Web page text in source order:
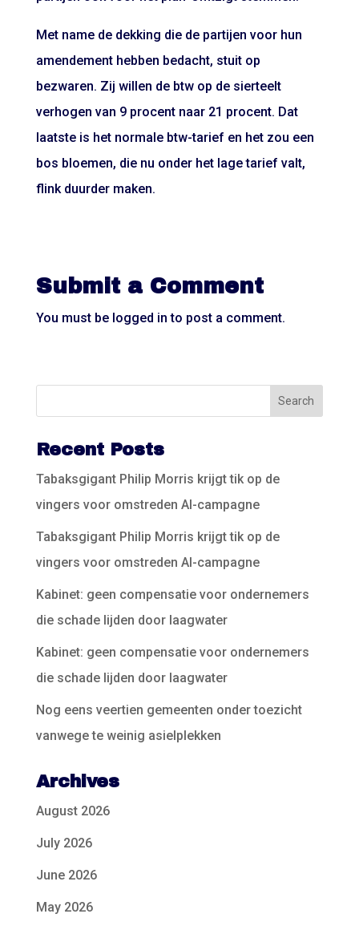
Met name de dekking die de partijen voor hun
amendement hebben bedacht, stuit op
bezwaren. Zij willen de btw op de sierteelt
verhogen van 9 procent naar 21 procent. Dat
laatste is het normale btw-tarief en het zou een
bos bloemen, die nu onder het lage tarief valt,
flink duurder maken.
Submit a Comment
You must be logged in to post a comment.
Recent Posts
Tabaksgigant Philip Morris krijgt tik op de
vingers voor omstreden AI-campagne
Tabaksgigant Philip Morris krijgt tik op de
vingers voor omstreden AI-campagne
Kabinet: geen compensatie voor ondernemers
die schade lijden door laagwater
Kabinet: geen compensatie voor ondernemers
die schade lijden door laagwater
Nog eens veertien gemeenten onder toezicht
vanwege te weinig asielplekken
Archives
August 2026
July 2026
June 2026
May 2026